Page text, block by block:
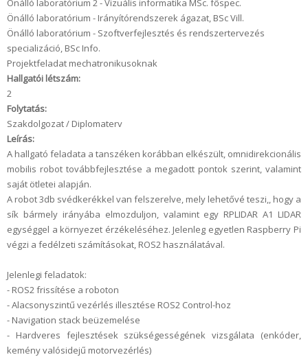
Önálló laboratórium 2 - Vizuális informatika MSc. főspec.
Önálló laboratórium - Irányítórendszerek ágazat, BSc Vill.
Önálló laboratórium - Szoftverfejlesztés és rendszertervezés
specializáció, BSc Info.
Projektfeladat mechatronikusoknak
Hallgatói létszám:
2
Folytatás:
Szakdolgozat / Diplomaterv
Leírás:
A hallgató feladata a tanszéken korábban elkészült, omnidirekcionális
mobilis robot továbbfejlesztése a megadott pontok szerint, valamint
saját ötletei alapján.
A robot 3db svédkerékkel van felszerelve, mely lehetővé teszi,, hogy a
sík bármely irányába elmozduljon, valamint egy RPLIDAR A1 LIDAR
egységgel a környezet érzékeléséhez. Jelenleg egyetlen Raspberry Pi
végzi a fedélzeti számításokat, ROS2 használatával.
Jelenlegi feladatok:
- ROS2 frissítése a roboton
- Alacsonyszintű vezérlés illesztése ROS2 Control-hoz
- Navigation stack beüzemelése
- Hardveres fejlesztések szükségességének vizsgálata (enkóder,
kemény valósidejű motorvezérlés)